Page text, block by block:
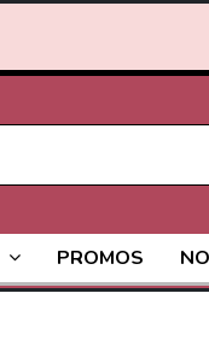
PROMOS